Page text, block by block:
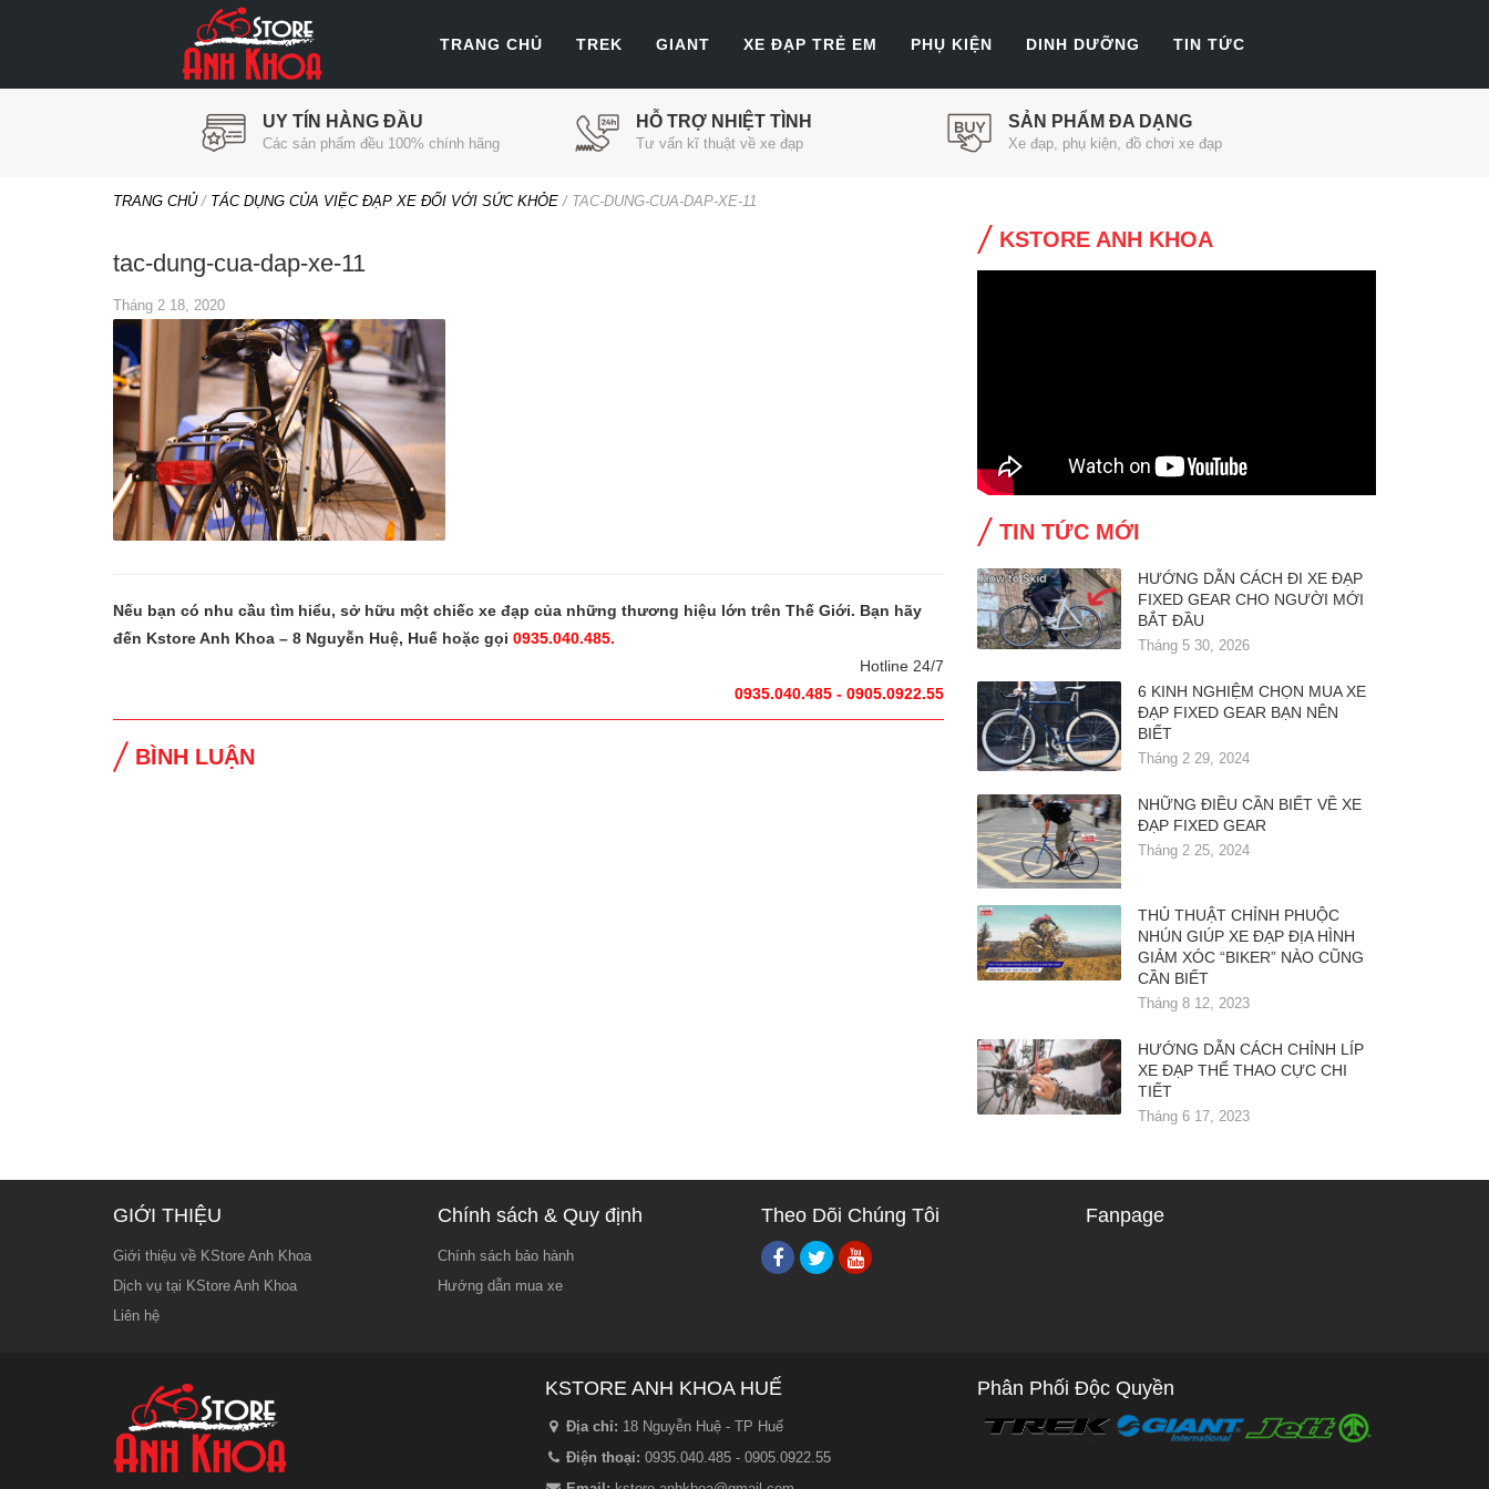
TRANG CHỦ TREK GIANT XE ĐẠP TRẺ EM PHỤ KIỆN DINH DƯỠNG TIN TỨC
UY TÍN HÀNG ĐẦU
Các sản phẩm đều 100% chính hãng
HỖ TRỢ NHIỆT TÌNH
Tư vấn kĩ thuật về xe đạp
SẢN PHẨM ĐA DẠNG
Xe đạp, phụ kiện, đồ chơi xe đạp
TRANG CHỦ/ TÁC DỤNG CỦA VIỆC ĐẠP XE ĐỐI VỚI SỨC KHỎE / TAC-DUNG-CUA-DAP-XE-11
tac-dung-cua-dap-xe-11
Tháng 2 18, 2020
Nếu bạn có nhu cầu tìm hiểu, sở hữu một chiếc xe đạp của những thương hiệu lớn trên Thế Giới. Bạn hãy
đến Kstore Anh Khoa – 8 Nguyễn Huệ, Huế hoặc gọi 0935.040.485.
Hotline 24/7
0935.040.485 - 0905.0922.55
BÌNH LUẬN
KSTORE ANH KHOA
TIN TỨC MỚI
HƯỚNG DẪN CÁCH ĐI XE ĐẠP
FIXED GEAR CHO NGƯỜI MỚI
BẮT ĐẦU
Tháng 5 30, 2026
6 KINH NGHIỆM CHỌN MUA XE
ĐẠP FIXED GEAR BẠN NÊN
BIẾT
Tháng 2 29, 2024
NHỮNG ĐIỀU CẦN BIẾT VỀ XE
ĐẠP FIXED GEAR
Tháng 2 25, 2024
THỦ THUẬT CHỈNH PHUỘC
NHÚN GIÚP XE ĐẠP ĐỊA HÌNH
GIẢM XÓC “BIKER” NÀO CŨNG
CẦN BIẾT
Tháng 8 12, 2023
HƯỚNG DẪN CÁCH CHỈNH LÍP
XE ĐẠP THỂ THAO CỰC CHI
TIẾT
Tháng 6 17, 2023
GIỚI THIỆU
Giới thiệu về KStore Anh Khoa
Dịch vụ tại KStore Anh Khoa
Liên hệ
Chính sách & Quy định
Chính sách bảo hành
Hướng dẫn mua xe
Theo Dõi Chúng Tôi Fanpage
KSTORE ANH KHOA HUẾ
Địa chỉ: 18 Nguyễn Huệ - TP Huế
Điện thoại: 0935.040.485 - 0905.0922.55
Phân Phối Độc Quyền